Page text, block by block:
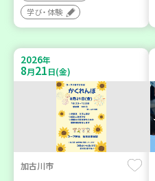
学び・体験
2026年
8月21日(金)
加古川市